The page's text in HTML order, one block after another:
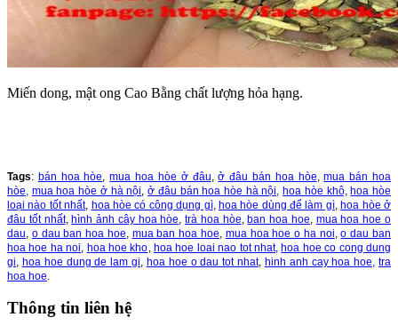
Miến dong, mật ong Cao Bằng chất lượng hỏa hạng.
Tags: bán hoa hòe ,mua hoa hòe ở đâu ,ở đâu bán hoa hòe ,mua bán hoa
hòe, mua hoa hòe ở hà nội ,ở đâu bán hoa hòe hà nội, hoa hòe khô, hoa hòe
loại nào tốt nhất, hoa hòe có công dụng gì, hoa hòe dùng để làm gì,hoa hòe ở
đâu tốt nhất,hình ảnh cây hoa hòe ,trà hoa hòe ,ban hoa hoe mua hoa hoe o
dau o dau ban hoa hoe mua ban hoa hoe mua hoa hoe o ha noi ,o dau ban
hoa hoe ha noi hoa hoe kho hoa hoe loai nao tot nhat, hoa hoe co cong dung
gi hoa hoe dung de lam gi hoa hoe o dau tot nhat, hinh anh cay hoa hoe, tra
hoa hoe
Thông tin liên hệ